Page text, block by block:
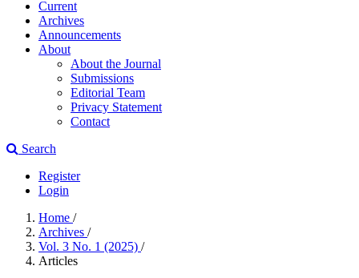
Current
Archives
Announcements
About
About the Journal
Submissions
Editorial Team
Privacy Statement
Contact
Search
Register
Login
Home /
Archives /
Vol. 3 No. 1 (2025) /
Articles